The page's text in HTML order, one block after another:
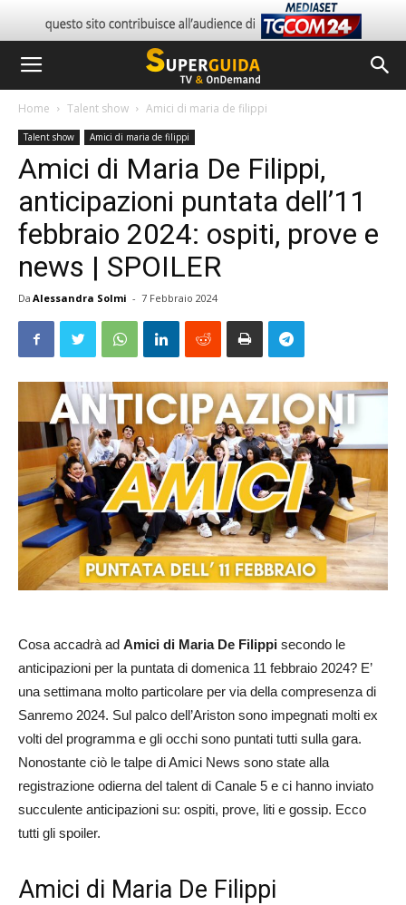
Home Talent show Amici di maria de filippi
Talent show Amici di maria de filippi
Amici di Maria De Filippi,
anticipazioni puntata dell’11
febbraio 2024: ospiti, prove e
news | SPOILER
Da Alessandra Solmi - 7 Febbraio 2024
Cosa accadrà ad Amici di Maria De Filippi secondo le
anticipazioni per la puntata di domenica 11 febbraio 2024? E’
una settimana molto particolare per via della compresenza di
Sanremo 2024. Sul palco dell’Ariston sono impegnati molti ex
volti del programma e gli occhi sono puntati tutti sulla gara.
Nonostante ciò le talpe di Amici News sono state alla
registrazione odierna del talent di Canale 5 e ci hanno inviato
succulente anticipazioni su: ospiti, prove, liti e gossip. Ecco
tutti gli spoiler.
Amici di Maria De Filippi